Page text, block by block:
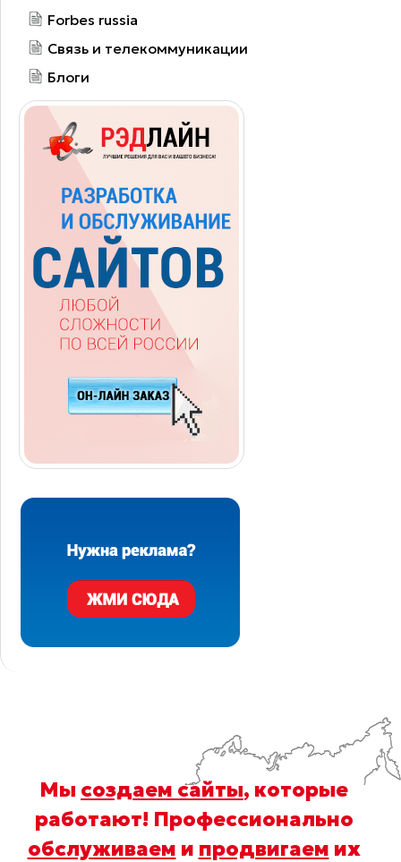
Forbes russia
Связь и телекоммуникации
Блоги
Мы создаем сайты, которые
работают! Профессионально
обслуживаем и продвигаем их